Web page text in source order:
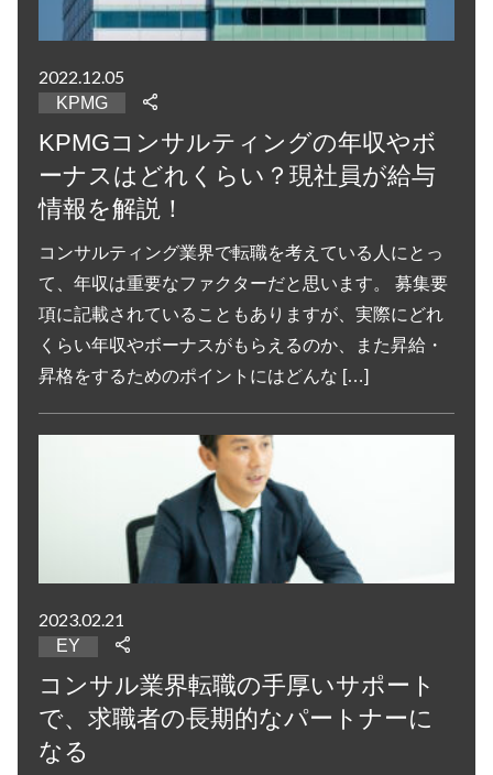
2022.12.05
KPMG
KPMGコンサルティングの年収やボ
ーナスはどれくらい？現社員が給与
情報を解説！
コンサルティング業界で転職を考えている人にとっ
て、年収は重要なファクターだと思います。 募集要
項に記載されていることもありますが、実際にどれ
くらい年収やボーナスがもらえるのか、また昇給・
昇格をするためのポイントにはどんな […]
2023.02.21
EY
コンサル業界転職の手厚いサポート
で、求職者の長期的なパートナーに
なる